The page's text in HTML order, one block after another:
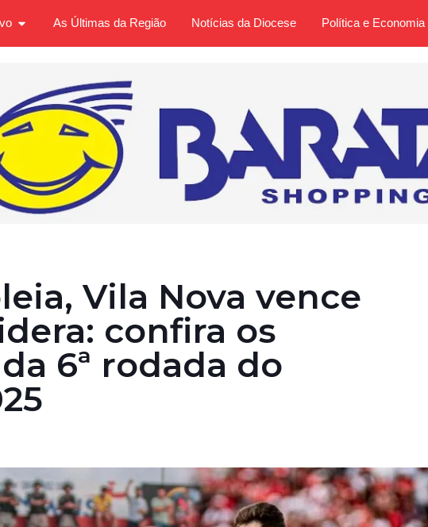
As Últimas da Região Notícias da Diocese Política e Economia
Vila Nova vence
confira os
6ª rodada do